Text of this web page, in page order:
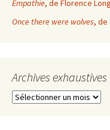
Empathie, de Florence
Once there were wolves, de
Archives exhaustives
Archives